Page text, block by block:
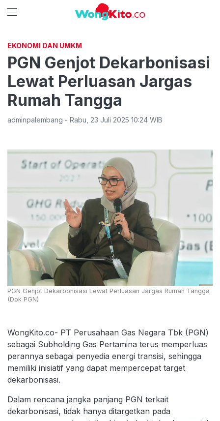
EKONOMI DAN UMKM
PGN Genjot Dekarbonisasi
Lewat Perluasan Jargas
Rumah Tangga
adminpalembang - Rabu 23 Juli 2025 10:24 WIB
PGN Genjot Dekarbonisasi Lewat Perluasan Jargas Rumah Tangga
(Dok PGN)
WongKito.co- PT Perusahaan Gas Negara Tbk (PGN)
sebagai Subholding Gas Pertamina terus memperluas
perannya sebagai penyedia energi transisi, sehingga
memiliki inisiatif yang dapat mempercepat target
dekarbonisasi.
Dalam rencana jangka panjang PGN terkait
dekarbonisasi, tidak hanya ditargetkan pada